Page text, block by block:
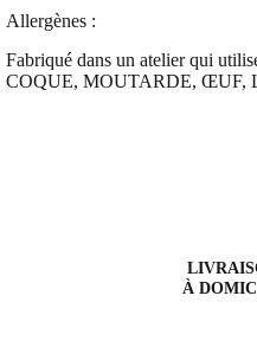
Allergènes :
Fabriqué dans un atelier qui
COQUE, MOUTARDE, ŒUF,
À